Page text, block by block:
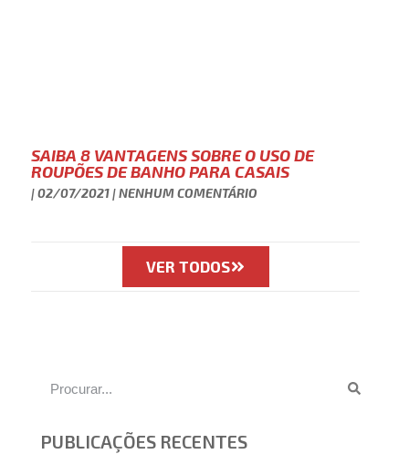
SAIBA 8 VANTAGENS SOBRE O USO DE
ROUPÕES DE BANHO PARA CASAIS
02/07/2021 NENHUM COMENTÁRIO
VER TODOS
PUBLICAÇÕES RECENTES